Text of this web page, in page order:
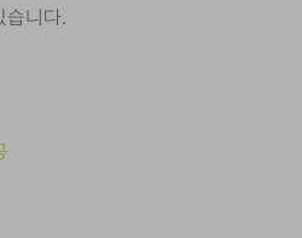
습니다.